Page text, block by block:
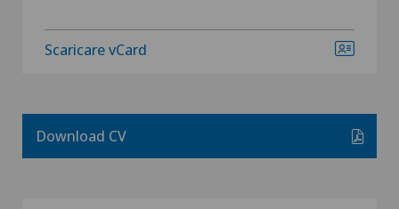
Scaricare vCard
Download CV